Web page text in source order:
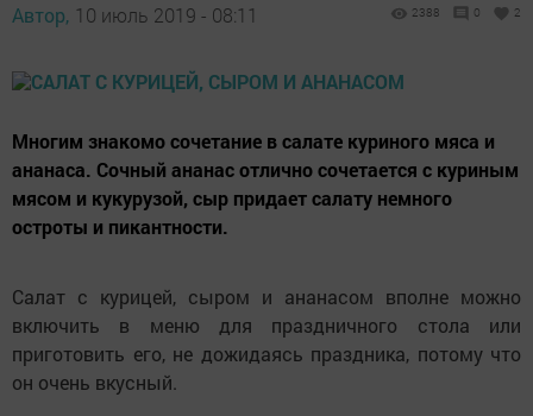
Автор, 10 июль 2019 - 08:11 2388 0 2
Многим знакомо сочетание в салате куриного мяса и
ананаса. Сочный ананас отлично сочетается с куриным
мясом и кукурузой, сыр придает салату немного
остроты и пикантности.
Салат с курицей, сыром и ананасом вполне можно
включить в меню для праздничного стола или
приготовить его, не дожидаясь праздника, потому что
он очень вкусный.